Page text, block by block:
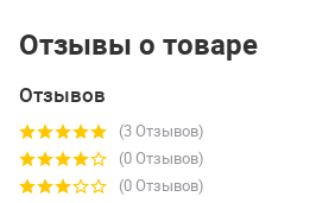
Отзывы о товаре
Отзывов
(3 Отзывов)
(0 Отзывов)
(0 Отзывов)